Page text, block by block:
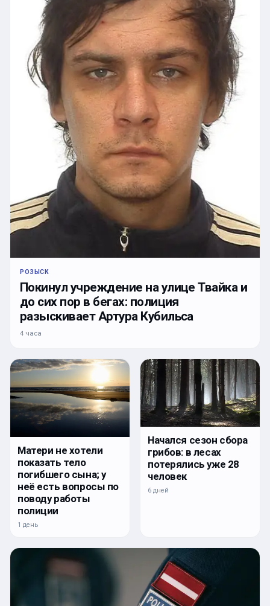
РОЗЫСК
Покинул учреждение на улице Твайка и
до сих пор в бегах: полиция
разыскивает Артура Кубильса
4 часа
Матери не хотели
показать тело
погибшего сына; у
неё есть вопросы по
поводу работы
полиции
1 день
Начался сезон сбора
грибов: в лесах
потерялись уже 28
человек
6 дней